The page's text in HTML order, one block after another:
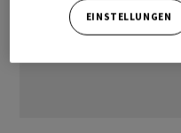
EINSTELLUNGEN